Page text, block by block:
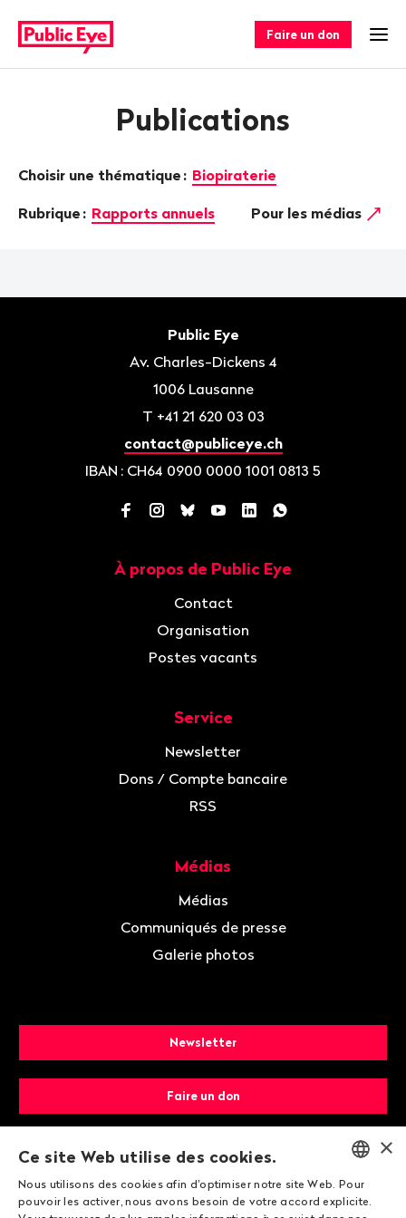
sur
publiceye.ch
rapide
Faire un don
Publications
Choisir une thématique : Biopiraterie
Rubrique : Rapports annuels Pour les médias
Public Eye
Av. Charles-Dickens 4
1006 Lausanne
T +41 21 620 03 03
contact@publiceye.ch
IBAN : CH64 0900 0000 1001 0813 5
Facebook
Instagram
BlueskyYouTube
LinkedInWhatsApp
À propos de Public Eye
Contact
Organisation
Postes vacants
Service
Newsletter
Dons / Compte bancaire
RSS
Médias
Médias
Communiqués de presse
Galerie photos
Newsletter
Faire un don
Devenir membre
ENGLISH
×
Ce site Web utilise des cookies.
Nous utilisons des cookies afin d'optimiser notre site Web. Pour
pouvoir les activer, nous avons besoin de votre accord explicite.